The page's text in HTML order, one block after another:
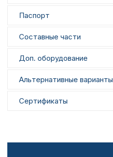
Паспорт
Составные части
Доп. оборудование
Альтернативные варианты
Сертификаты